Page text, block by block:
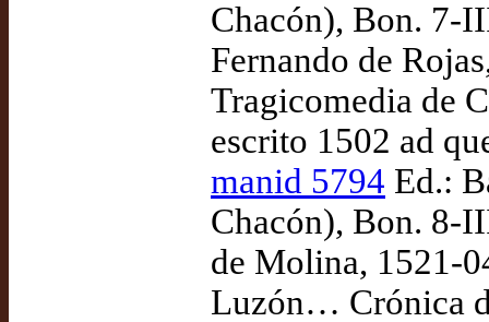
Chacón), Bon. 7-
Fernando de
Tragicomedia de
escrito 1502 ad
manid 5794 Ed.:
Chacón), Bon. 8-
de Molina, 1521-
Luzón… Crónica